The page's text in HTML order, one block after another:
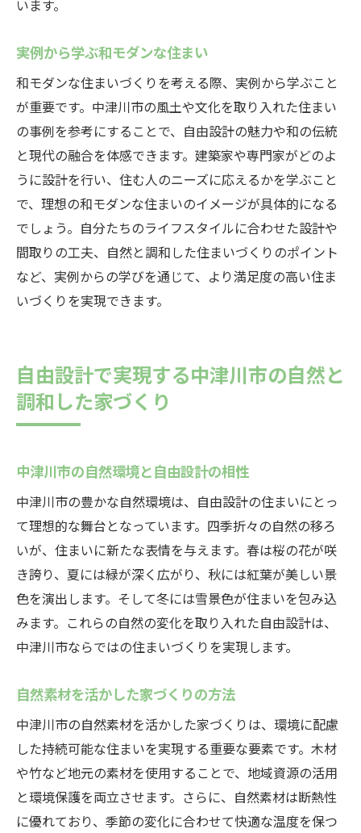
失敗しないためのチェックポイント
住み心地を左右する設備選び
長期的な視点で考える設計
中津川市で自由設計の住まいを建てるためのス
テップバイステップガイド
初めての家づくりの基本
理想の住まいのコンセプト作り
設計士や工務店の選び方
設計から施工までのスケジュール
内装と外装のデザイン決定
います。
実例から学ぶ和モダンな住まい
和モダンな住まいづくりを考える際、実例から学ぶこと
が重要です。中津川市の風土や文化を取り入れた住まい
の事例を参考にすることで、自由設計の魅力や和の伝統
と現代の融合を体感できます。建築家や専門家がどのよ
うに設計を行い、住む人のニーズに応えるかを学ぶこと
で、理想の和モダンな住まいのイメージが具体的になる
でしょう。自分たちのライフスタイルに合わせた設計や
間取りの工夫、自然と調和した住まいづくりのポイント
など、実例からの学びを通じて、より満足度の高い住ま
いづくりを実現できます。
自由設計で実現する中津川市の自然と
調和した家づくり
中津川市の自然環境と自由設計の相性
中津川市の豊かな自然環境は、自由設計の住まいにとっ
て理想的な舞台となっています。四季折々の自然の移ろ
いが、住まいに新たな表情を与えます。春は桜の花が咲
き誇り、夏には緑が深く広がり、秋には紅葉が美しい景
色を演出します。そして冬には雪景色が住まいを包み込
みます。これらの自然の変化を取り入れた自由設計は、
中津川市ならではの住まいづくりを実現します。
自然素材を活かした家づくりの方法
中津川市の自然素材を活かした家づくりは、環境に配慮
した持続可能な住まいを実現する重要な要素です。木材
や竹など地元の素材を使用することで、地域資源の活用
と環境保護を両立させます。さらに、自然素材は断熱性
に優れており、季節の変化に合わせて快適な温度を保つ